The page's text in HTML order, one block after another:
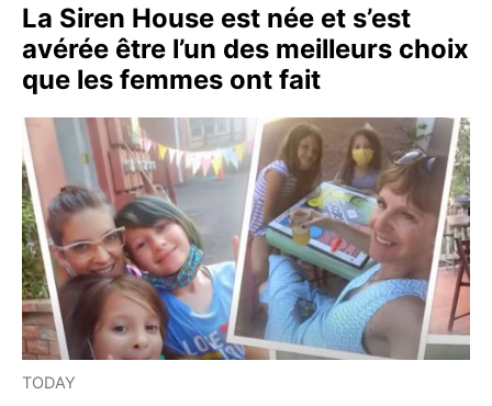
La Siren House est née et s’est
avérée être l’un des meilleurs choix
que les femmes ont fait
TODAY